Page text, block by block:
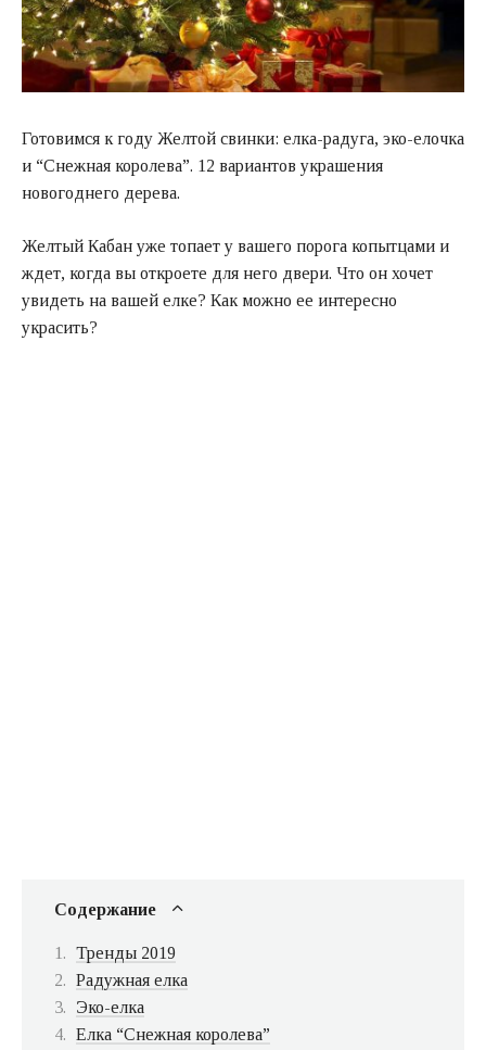
Готовимся к году Желтой свинки: елка-радуга, эко-елочка
и “Снежная королева”. 12 вариантов украшения
новогоднего дерева.
Желтый Кабан уже топает у вашего порога копытцами и
ждет, когда вы откроете для него двери. Что он хочет
увидеть на вашей елке? Как можно ее интересно
украсить?
Содержание
Тренды 2019
Радужная елка
Эко-елка
Елка “Снежная королева”